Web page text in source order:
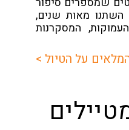
מאות שנים,
המסקרנות
על הטיול >